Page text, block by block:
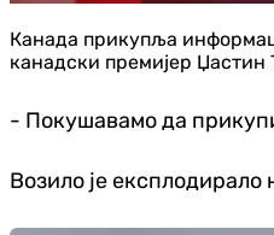
Канада прикупља
канадски премијер Џастин
- Покушавамо да
Возило је